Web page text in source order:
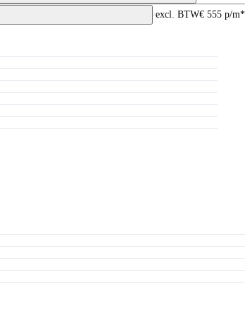
excl. BTW€ 555 p/m*